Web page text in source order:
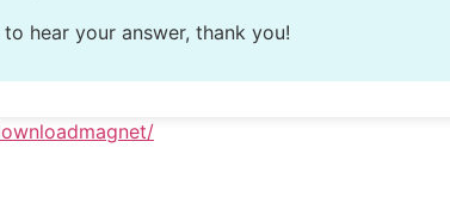
hear your answer, thank you!